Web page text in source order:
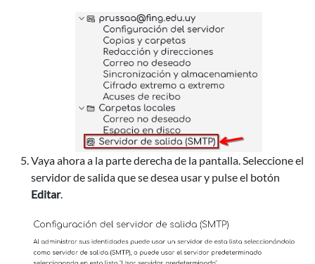
Vaya ahora a la parte derecha de la pantalla. Seleccione el
servidor de salida que se desea usar y pulse el botón
Editar.